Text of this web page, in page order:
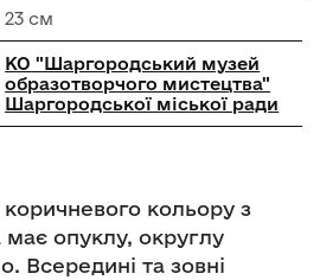
23 см
КО "Шаргородський музей
образотворчого мистецтва"
Шаргородської міської ради
кольору з
опуклу, округлу
Всередині та зовні